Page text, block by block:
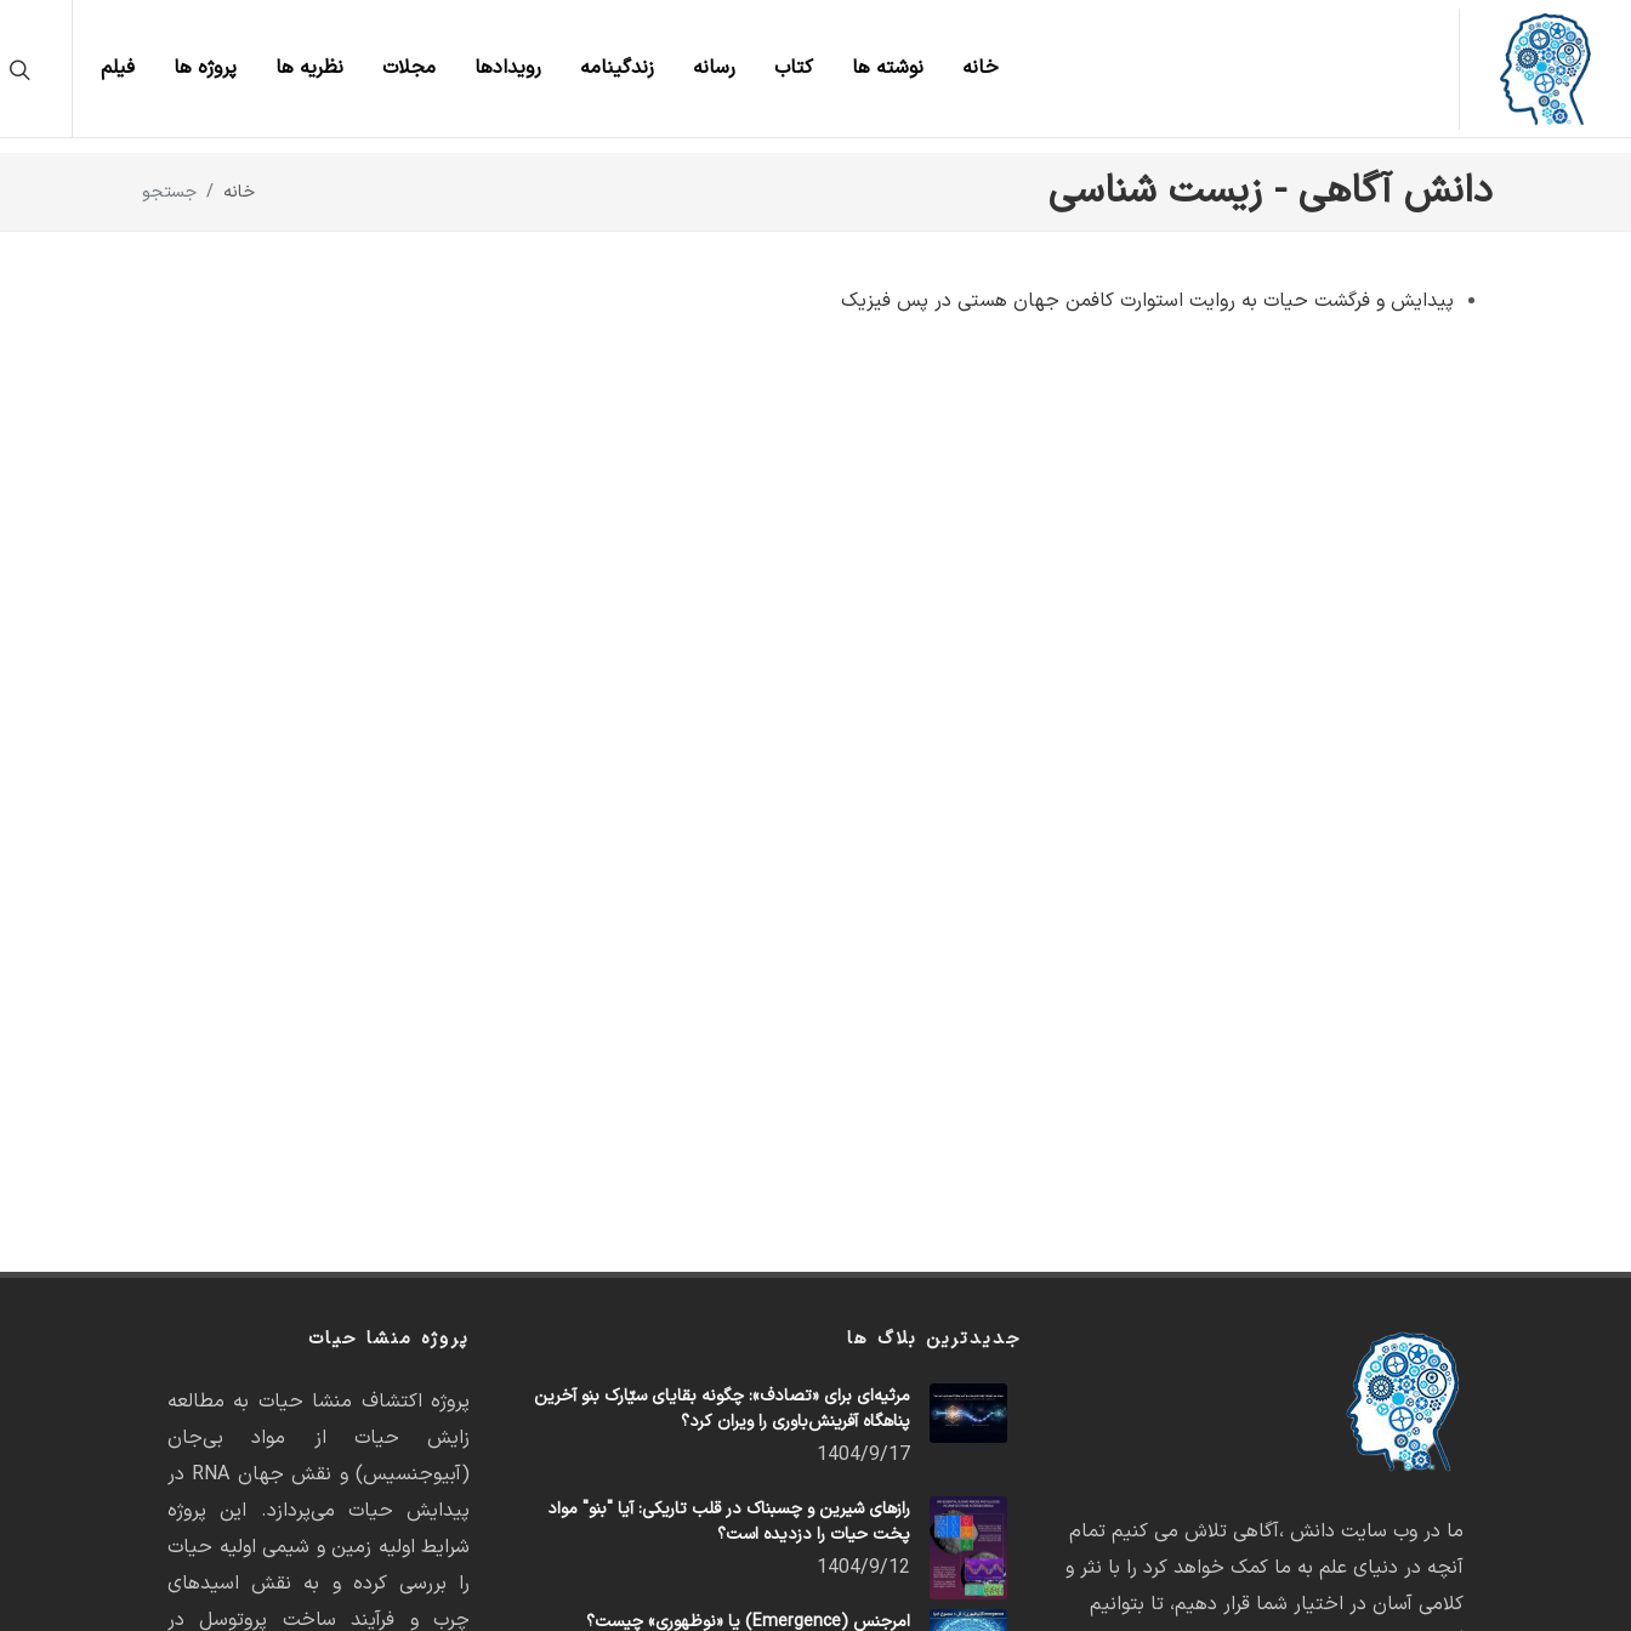
خانه نوشته ها کتاب رسانه زندگینامه رویدادها مجلات نظریه ها پروژه ها فیلم
دانش آگاهی - زیست شناسی خانه جستجو
پیدایش و فرگشت حیات به روايت استوارت كافمن جهان هستی در پس فیزیک
ما در وب سایت دانش ،آگاهی تلاش می کنیم تمام
آنچه در دنیای علم به ما کمک خواهد کرد را با نثر و
کلامی آسان در اختیار شما قرار دهیم، تا بتوانیم
جدیدترین بلاگ ها
مرثیه‌ای برای «تصادف»: چگونه بقایای سیّارک بنو آخرین
پناهگاه آفرینش‌باوری را ویران کرد؟
1404/9/17
رازهای شیرین و چسبناک در قلب تاریکی: آیا "بنو" مواد
پخت حیات را دزدیده است؟
1404/9/12
امرجنس (Emergence) یا «نوظهوری» چیست؟
پروژه منشا حیات
پروژه اکتشاف منشا حیات به مطالعه
زایش حیات از مواد بی‌جان
(آبیوجنسیس) و نقش جهان RNA در
پیدایش حیات می‌پردازد. این پروژه
شرایط اولیه زمین و شیمی اولیه حیات
را بررسی کرده و به نقش اسیدهای
چرب و فرآیند ساخت پروتوسل در